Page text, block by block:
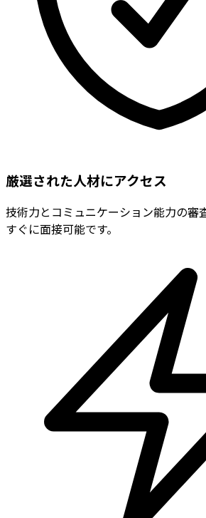
厳選された人材にアクセス
技術力とコミュニケーション能力の審
すぐに面接可能です。